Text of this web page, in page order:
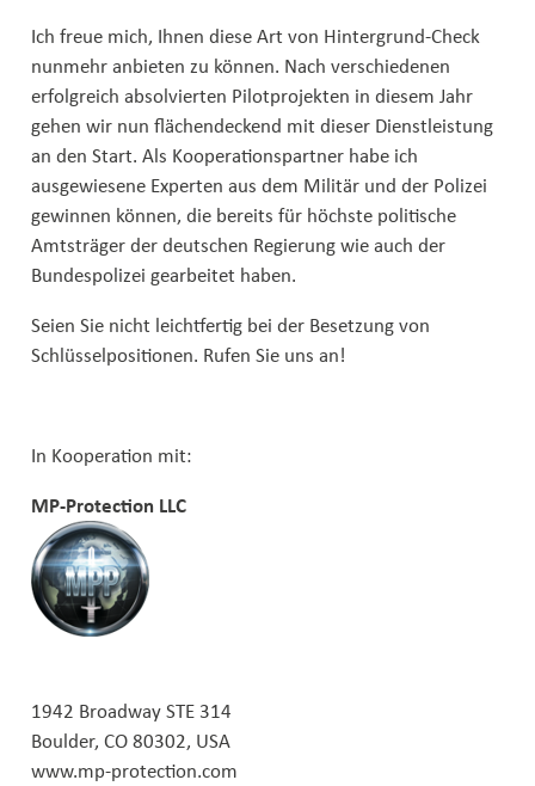
Ich freue mich, Ihnen diese Art von Hintergrund-Check
nunmehr anbieten zu können. Nach verschiedenen
erfolgreich absolvierten Pilotprojekten in diesem Jahr
gehen wir nun flächendeckend mit dieser Dienstleistung
an den Start. Als Kooperationspartner habe ich
ausgewiesene Experten aus dem Militär und der Polizei
gewinnen können, die bereits für höchste politische
Amtsträger der deutschen Regierung wie auch der
Bundespolizei gearbeitet haben.
Seien Sie nicht leichtfertig bei der Besetzung von
Schlüsselpositionen. Rufen Sie uns an!
In Kooperation mit:
MP-Protection LLC
1942 Broadway STE 314
Boulder, CO 80302, USA
www.mp-protection.com